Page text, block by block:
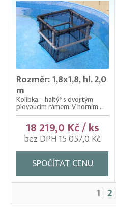
Rozměr: 1,8x1,8, hl. 2,0
m
Kolíbka – haltýř s dvojitým
plovoucím rámem. V horním...
18 219,0 Kč / ks
bez DPH 15 057,0 Kč
SPOČÍTAT CENU
1 2